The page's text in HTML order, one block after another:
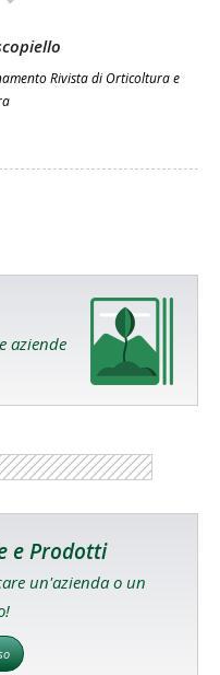
Rivista di Orticoltura e
aziende
e Prodotti
un'azienda o un